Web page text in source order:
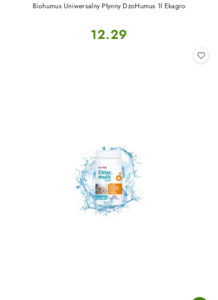
Biohumus Uniwersalny Płynny DżoHumus 1l Ekagro
Cena:
12.29